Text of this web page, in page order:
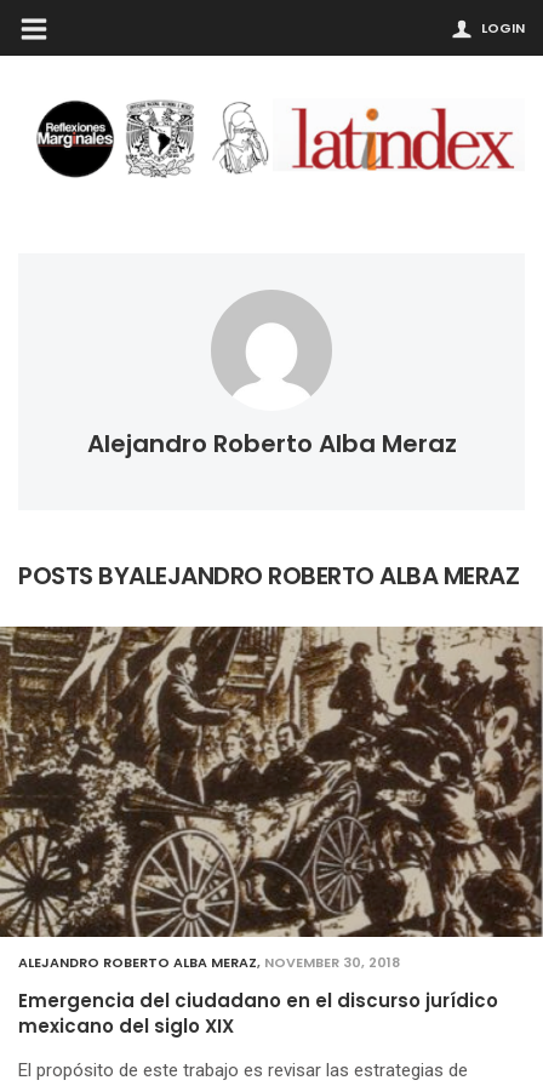
LOGIN
Alejandro Roberto Alba Meraz
POSTS BYALEJANDRO ROBERTO ALBA MERAZ
ALEJANDRO ROBERTO ALBA MERAZ, NOVEMBER 30, 2018
Emergencia del ciudadano en el discurso jurídico
mexicano del siglo XIX
El propósito de este trabajo es revisar las estrategias de